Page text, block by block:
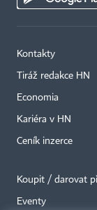
Kontakty
Tiráž redakce HN
Economia
Kariéra v HN
Ceník inzerce
Koupit / darovat
Eventy